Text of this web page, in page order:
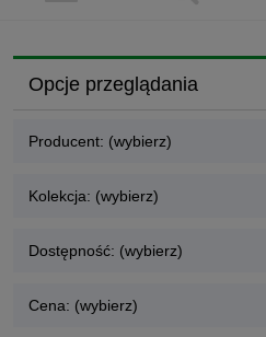
Opcje przeglądania
Producent: (wybierz)
Kolekcja: (wybierz)
Dostępność: (wybierz)
Cena: (wybierz)